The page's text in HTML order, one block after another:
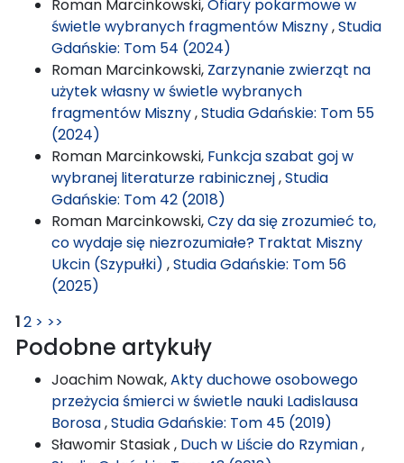
Roman Marcinkowski,Ofiary pokarmowe w
świetle wybranych fragmentów Miszny,Studia
Gdańskie: Tom 54 (2024)
Roman Marcinkowski, Zarzynanie zwierząt na
użytek własny w świetle wybranych
fragmentów Miszny,Studia Gdańskie: Tom 55
(2024)
Roman Marcinkowski, Funkcja szabat goj w
wybranej literaturze rabinicznej,Studia
Gdańskie: Tom 42 (2018)
Roman Marcinkowski,Czy da się zrozumieć to,
co wydaje się niezrozumiałe? Traktat Miszny
Ukcin (Szypułki) ,Studia Gdańskie: Tom 56
(2025)
12 > >>
Podobne artykuły
Joachim Nowak,Akty duchowe osobowego
przeżycia śmierci w świetle nauki Ladislausa
Borosa,Studia Gdańskie: Tom 45 (2019)
Sławomir Stasiak , Duch w Liście do Rzymian,